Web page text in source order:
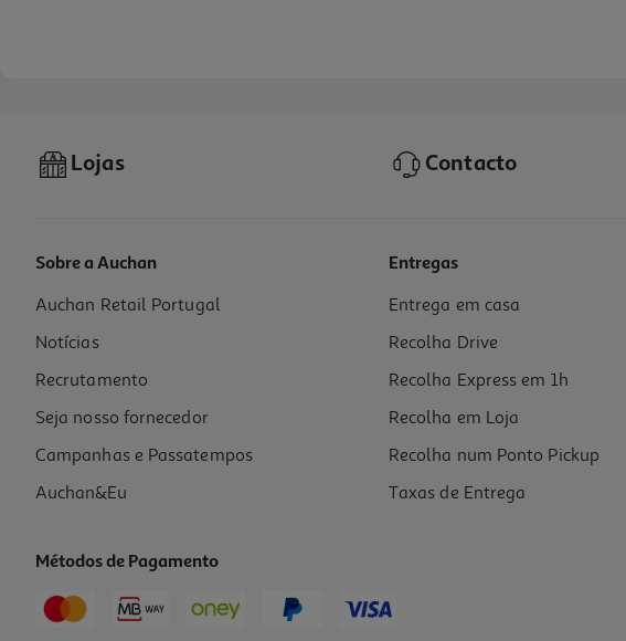
Filtro Para Exaustor Qilive Universal 140g X2
6.99 €/un
6,99 €
-14%
Lojas Contacto
Sobre a Auchan
Auchan Retail Portugal
Notícias
Recrutamento
Seja nosso fornecedor
Campanhas e Passatempos
Auchan&Eu
Entregas
Entrega em casa
Recolha Drive
Recolha Express em 1h
Recolha em Loja
Recolha num Ponto Pickup
Taxas de Entrega
Métodos de Pagamento